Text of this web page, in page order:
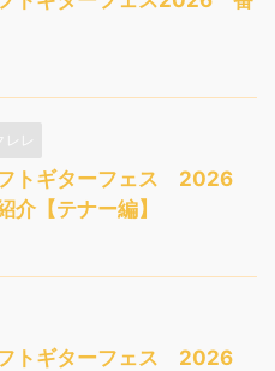
レレ
トギターフェス 2026
介【テナー編】
トギターフェス 2026